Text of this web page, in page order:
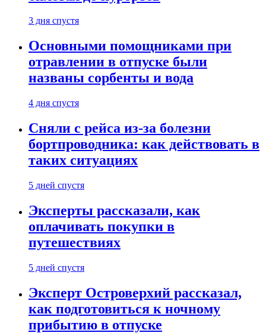
3 дня спустя
Основными помощниками при
отравлении в отпуске были
названы сорбенты и вода
4 дня спустя
Сняли с рейса из-за болезни
бортпроводника: как действовать в
таких ситуациях
5 дней спустя
Эксперты рассказали, как
оплачивать покупки в
путешествиях
5 дней спустя
Эксперт Островерхий рассказал,
как подготовиться к ночному
прибытию в отпуске